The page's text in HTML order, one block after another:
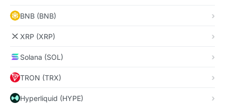
BNB (BNB)
XRP (XRP)
Solana (SOL)
TRON (TRX)
Hyperliquid (HYPE)